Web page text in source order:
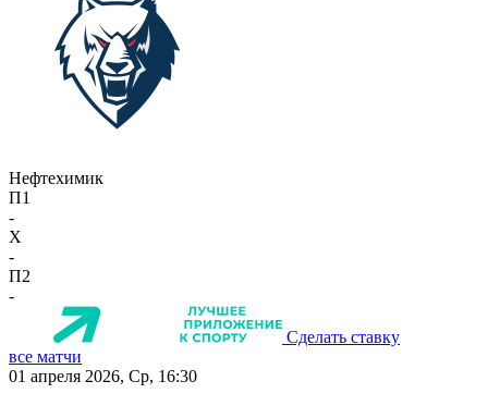
Нефтехимик
П1
-
X
-
П2
-
Сделать ставку
все матчи
01 апреля 2026, Ср, 16:30